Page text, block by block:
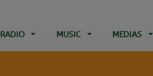
RADIO MUSIC MEDIAS